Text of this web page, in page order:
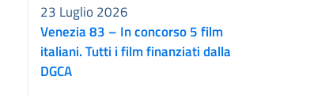
Venezia 83 – In concorso 5 film
italiani. Tutti i film finanziati dalla
DGCA
23 Luglio 2026